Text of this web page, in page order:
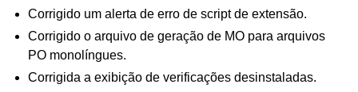
Corrigido um alerta de erro de script de extensão.
Corrigido o arquivo de geração de MO para arquivos
PO monolíngues.
Corrigida a exibição de verificações desinstaladas.